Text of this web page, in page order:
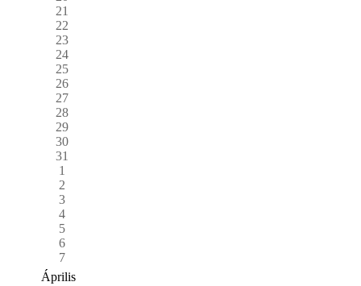
21
22
23
24
25
26
27
28
29
30
31
1
2
3
4
5
6
7
Április